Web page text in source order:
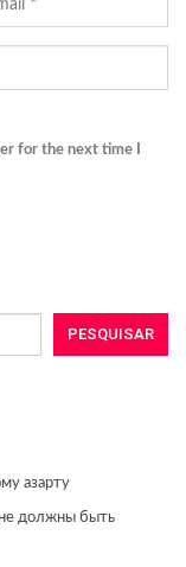
for the next time I
PESQUISAR
азарту
должны быть